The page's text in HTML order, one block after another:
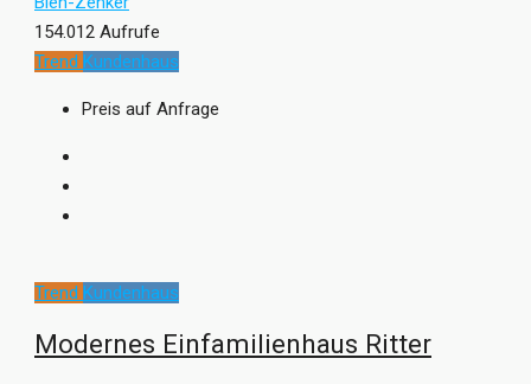
154.012 Aufrufe
Trend Kundenhaus
Preis auf Anfrage
Trend Kundenhaus
Modernes Einfamilienhaus Ritter